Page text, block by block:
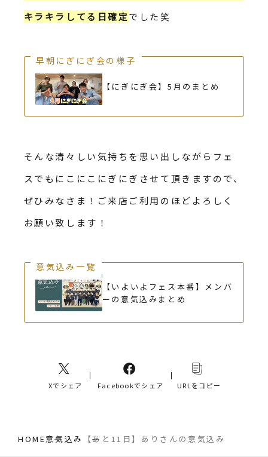
キラキラしてる日確定でした笑
早朝にぎにぎ会の様子
【にぎにぎ会】5月のまとめ
そんな清々しい気持ちを思い出しながらフェ
スでもにこにこにぎにぎさせて頂きますので、
ぜひみなさま！ご来店ご利用のほどよろしく
お願い致します！
意気込み一覧
【いよいよフェス本番】メンバ
ーの意気込みまとめ
Xでシェア Facebookでシェア URLをコピー
HOME意気込み 【あと11日】ありさんの意気込み